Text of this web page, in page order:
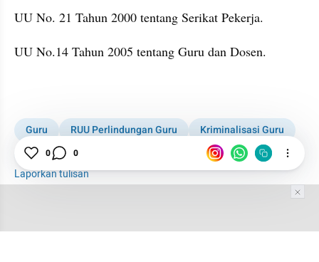
UU No. 21 Tahun 2000 tentang Serikat Pekerja.
UU No.14 Tahun 2005 tentang Guru dan Dosen.
Guru RUU Perlindungan Guru
Kriminalisasi Guru
Guru Honorer
Laporkan tulisan
0 0